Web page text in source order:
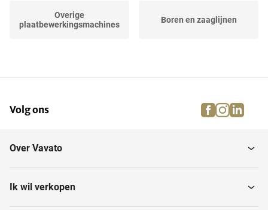
Overige
plaatbewerkingsmachines
Boren en zaaglijnen
Ontkrulmachines
Volg ons facebook
Over Vavato
Ik wil verkopen